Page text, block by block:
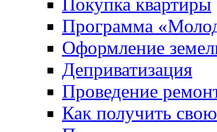
Покупка квартиры
Программа
Оформление
Деприватизация
Проведение
Как получить